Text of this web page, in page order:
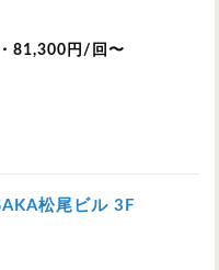
81,300円/回〜
松尾ビル 3F